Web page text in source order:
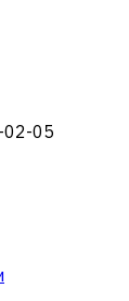
02-05